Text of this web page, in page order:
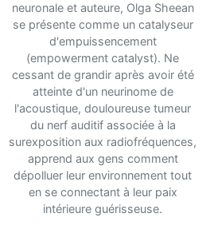
neuronale et auteure, Olga Sheean
se présente comme un catalyseur
d'empuissencement
(empowerment catalyst). Ne
cessant de grandir après avoir été
atteinte d'un neurinome de
l'acoustique, douloureuse tumeur
du nerf auditif associée à la
surexposition aux radiofréquences,
apprend aux gens comment
dépolluer leur environnement tout
en se connectant à leur paix
intérieure guérisseuse.